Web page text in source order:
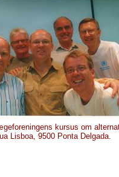
kursus om
Lisboa, 9500 Ponta Delgada.